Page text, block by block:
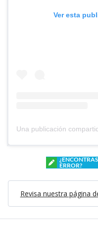
Ver esta
ERROR?
Revisa nuestra página